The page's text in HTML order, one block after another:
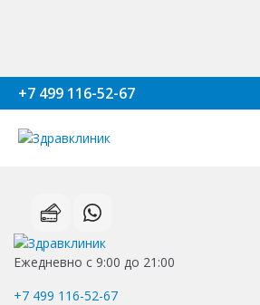
+7 499 116-52-67
Ежедневно с 9:00 до 21:00
+7 499 116-52-67